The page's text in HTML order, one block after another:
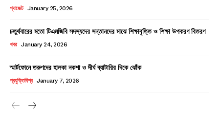
গ্যাজেট January 25, 2026
চতুর্থবারের মতো টিএমজিবি সদস্যদের সন্তানদের মাঝে শিক্ষাবৃত্তি ও শিক্ষা উপকরণ বিতরণ
খবর January 24, 2026
স্মার্টফোনে তরুণদের হালকা নকশা ও দীর্ঘ ব্যাটারির দিকে ঝোঁক
প্রযুক্তিবিশ্ব January 7, 2026